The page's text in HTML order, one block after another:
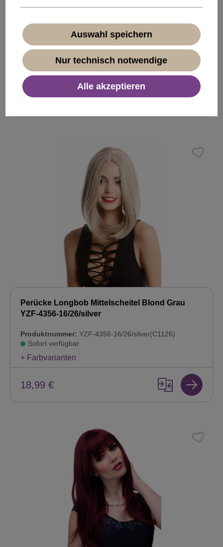
GFW994-6
Produktnummer:GFW994-6(B59)
Sofort verfügbar
+ Farbvarianten
20,99 €
Perücke Longbob Mittelscheitel Blond Grau
YZF-4356-16/26/silver
Produktnummer: YZF-4356-16/26/silver(C1126)
Sofort verfügbar
+ Farbvarianten
18,99 €
Auswahl speichern
Nur technisch notwendige
Alle akzeptieren